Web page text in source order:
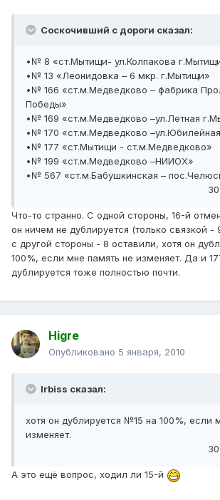
Соскочивший с дороги сказал:
•№ 8 «ст.Мытищи- ул.Колпакова
•№ 13 «Леонидовка – 6 мкр. г.Мытищи»
•№ 166 «ст.м.Медведково – фабрика
Победы»
•№ 169 «ст.м.Медведково –ул.Летная
•№ 170 «ст.м.Медведково
•№ 177 «ст.Мытищи - ст.м.Медведково»
•№ 199 «ст.м.Медведково –НИИОХ»
•№ 567 «ст.м.Бабушкинская –
Что-то странно. С одной стороны, 16-й
он ничем не дублируется (только связкой -
с другой стороны - 8 оставили, хотя он
100%, если мне память не изменяет. Да и
дублируется тоже полностью почти.
Higre
Опубликовано 5 января, 2010
Irbiss сказал:
хотя он дублируется №15 на 100%, если
изменяет.
А это ещё вопрос, ходил ли 15-й